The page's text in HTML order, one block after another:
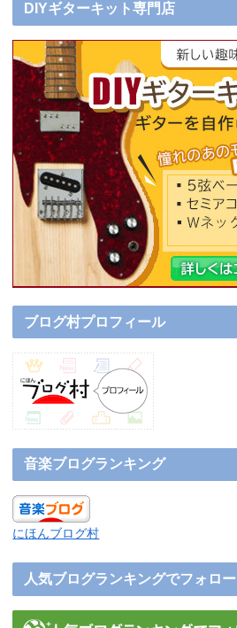
DIYギターキット専門店
ブログ村プロフィール
音楽ブログランキング
にほんブログ村
人気ブログランキングでフォロー